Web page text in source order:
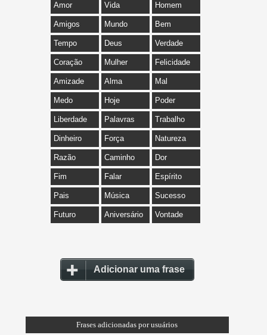
Amor Vida Homem
Amigos Mundo Bem
Tempo Deus Verdade
Coração Mulher Felicidade
Amizade Alma Mal
Medo Hoje Poder
Liberdade Palavras Trabalho
Dinheiro Força Natureza
Razão Caminho Dor
Fim Falar Espírito
Pais Música Sucesso
Futuro Aniversário Vontade
Adicionar uma frase
Frases adicionadas por usuários